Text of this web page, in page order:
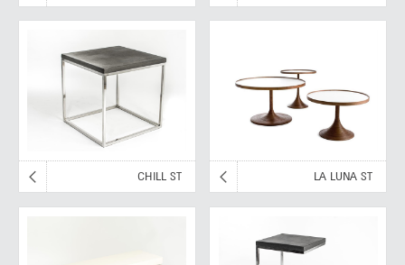
LA LUNA ST
CHILL ST